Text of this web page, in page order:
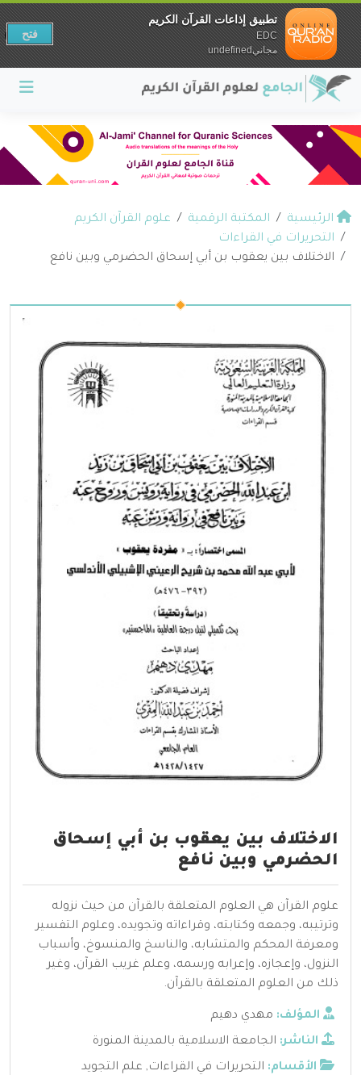
الرئيسية المكتبة الرقمية
علوم القرآن الكريم
التحريرات في القراءات
الاختلاف بين يعقوب بن أبي إسحاق الحضرمي وبين نافع
الاختلاف بين يعقوب بن أبي إسحاق
الحضرمي وبين نافع
علوم القرآن هي العلوم المتعلقة بالقرآن من حيث نزوله
وترتيبه، وجمعه وكتابته، وقراءاته وتجويده، وعلوم التفسير
ومعرفة المحكم والمتشابه، والناسخ والمنسوخ، وأسباب
النزول، وإعجازه، وإعرابه ورسمه، وعلم غريب القرآن، وغير
ذلك من العلوم المتعلقة بالقرآن.
المؤلف: مهدي دهيم
الناشر: الجامعة الاسلامية بالمدينة المنورة
الأقسام: التحريرات في القراءات, علم التجويد
تطبيق إذاعات القرآن الكريم
EDC
مجانيundefined
فتح